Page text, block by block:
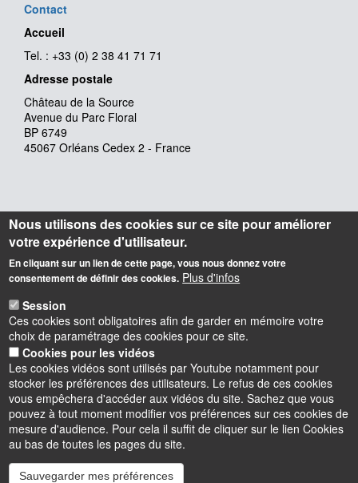
Contact
Accueil
Tel. : +33 (0) 2 38 41 71 71
Adresse postale
Château de la Source
Avenue du Parc Floral
BP 6749
45067 Orléans Cedex 2 - France
Nous utilisons des cookies sur ce site pour améliorer
votre expérience d'utilisateur.
En cliquant sur un lien de cette page, vous nous donnez votre
consentement de définir des cookies. Plus d'infos
Session
Ces cookies sont obligatoires afin de garder en mémoire votre
choix de paramétrage des cookies pour ce site.
Cookies pour les vidéos
Les cookies vidéos sont utilisés par Youtube notamment pour
stocker les préférences des utilisateurs. Le refus de ces cookies
vous empêchera d'accéder aux vidéos du site. Sachez que vous
pouvez à tout moment modifier vos préférences sur ces cookies de
mesure d'audience. Pour cela il suffit de cliquer sur le lien Cookies
au bas de toutes les pages du site.
Sauvegarder mes préférences